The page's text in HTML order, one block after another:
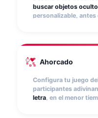
buscar objetos
personalizable, antes
campañas
Ahorcado
Configura tu juego
participantes
letra, en el menor